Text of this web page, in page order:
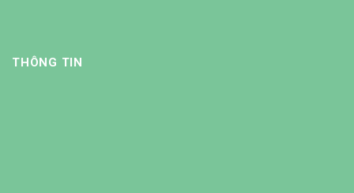
THÔNG TIN